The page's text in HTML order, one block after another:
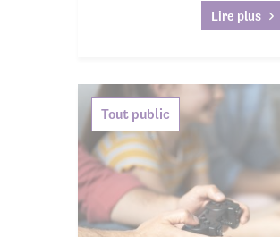
Lire plus
Tout public